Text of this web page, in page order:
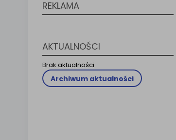
REKLAMA
AKTUALNOŚCI
Brak aktualności
Archiwum aktualności